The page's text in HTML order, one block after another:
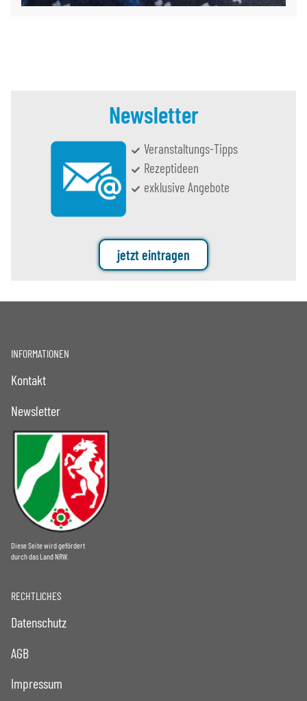
Newsletter
Veranstaltungs-Tipps
Rezeptideen
exklusive Angebote
jetzt eintragen
INFORMATIONEN
Kontakt
Newsletter
Diese Seite wird gefördert
durch das Land NRW.
RECHTLICHES
Datenschutz
AGB
Impressum